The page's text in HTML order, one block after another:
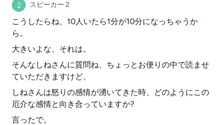
スピーカー 2
こうしたらね、10人いたら1分が10分になっちゃうか
ら。
大きいよな、それは。
そんなしねさんに質問ね、ちょっとお便りの中で読ませ
ていただきますけど、
しねさんは怒りの感情が湧いてきた時、どのようにこの
厄介な感情と向き合っていますか?
言ったで。